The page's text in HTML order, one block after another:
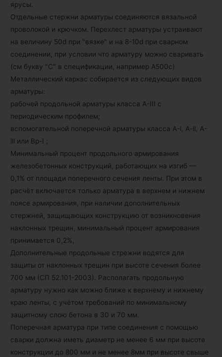
ярусы.
Отдельные стержни арматуры соединяются вязальной
проволокой и крючком. Перехлест арматуры устраивают
на величину 50d при "вязке" и на 8-10d при сварном
соединении, при условии что арматуру можно сваривать
(см букву "С" в спецификации, например А500с)
Металлический каркас собирается из следующих видов
арматуры:
рабочей продольной арматуры класса А-III с
периодическим профилем;
вспомогательной поперечной арматуры класса А-l, A-ll, А-
lll или Вр-I ;
Минимальный процент продольного армирования
железобетонных конструкций, работающих на изгиб —
0,1% от площади поперечного сечения ленты. При этом в
расчёт включается только арматура в верхнем и нижнем
поясе армирования, при наличии дополнительных
стержней, защищающих конструкцию от возникновения
наклонных трещин, минимальный процент армирования
принимается 0,2%,
Дополнительные продольные стрежни водятся для
защиты от наклонных трещин при высоте сечения более
700 мм (СП 52.101-2003). Располагать продольную
арматуру нужно как можно ближе к верхнему и нижнему
краю ленты, с учётом требований по минимальному
защитному слою бетона в 30 и 70 мм.
Поперечная арматура при типе соединения с помощью
сварки должна иметь диаметр не менее 6 мм при высоте
конструкции до 800 мм и не менее 8мм при высоте свыше